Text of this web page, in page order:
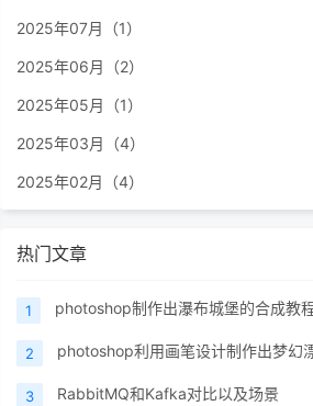
2025年07月（1）
2025年06月（2）
2025年05月（1）
2025年03月（4）
2025年02月（4）
热门文章
1 photoshop制作出瀑布城堡的合成教
2 photoshop利用画笔设计制作出梦幻
3 RabbitMQ和Kafka对比以及场景